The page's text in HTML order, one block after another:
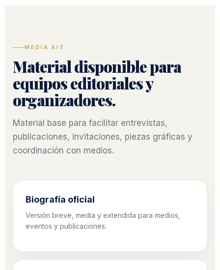
MEDIA KIT
Material disponible para
equipos editoriales y
organizadores.
Material base para facilitar entrevistas,
publicaciones, invitaciones, piezas gráficas y
coordinación con medios.
Biografía oficial
Versión breve, media y extendida para medios,
eventos y publicaciones.